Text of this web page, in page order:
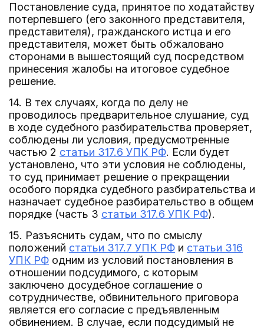
Постановление суда, принятое по ходатайству
потерпевшего (его законного представителя,
представителя), гражданского истца и его
представителя, может быть обжаловано
сторонами в вышестоящий суд посредством
принесения жалобы на итоговое судебное
решение.
14. В тех случаях, когда по делу не
проводилось предварительное слушание, суд
в ходе судебного разбирательства проверяет,
соблюдены ли условия, предусмотренные
частью 2 статьи 317.6 УПК РФ. Если будет
установлено, что эти условия не соблюдены,
то суд принимает решение о прекращении
особого порядка судебного разбирательства и
назначает судебное разбирательство в общем
порядке (часть 3 статьи 317.6 УПК РФ).
15. Разъяснить судам, что по смыслу
положений статьи 317.7 УПК РФ и статьи 316
УПК РФ одним из условий постановления в
отношении подсудимого, с которым
заключено досудебное соглашение о
сотрудничестве, обвинительного приговора
является его согласие с предъявленным
обвинением. В случае, если подсудимый не